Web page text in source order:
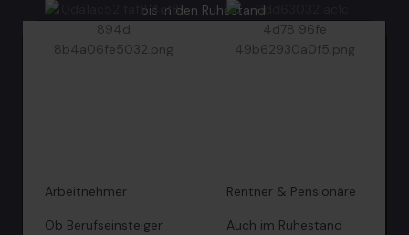
bis in den Ruhestand.
Arbeitnehmer
Ob Berufseinsteiger
Rentner & Pensionäre
Auch im Ruhestand